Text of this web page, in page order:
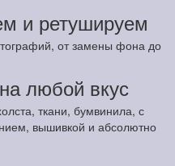
и ретушируем
от замены фона до
любой вкус
ткани, бумвинила, с
вышивкой и абсолютно